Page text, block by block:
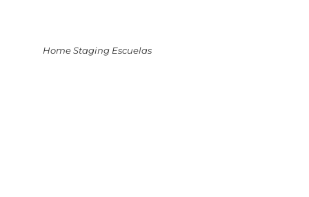
Home Staging Escuelas